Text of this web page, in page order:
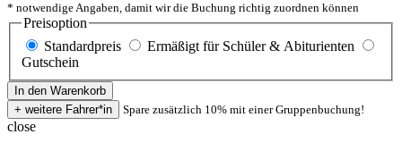
* notwendige Angaben, damit wir die Buchung richtig zuordnen können
Preisoption
Standardpreis
Ermäßigt für Schüler & Abiturienten
Gutschein
Spare zusätzlich 10% mit einer Gruppenbuchung!
close